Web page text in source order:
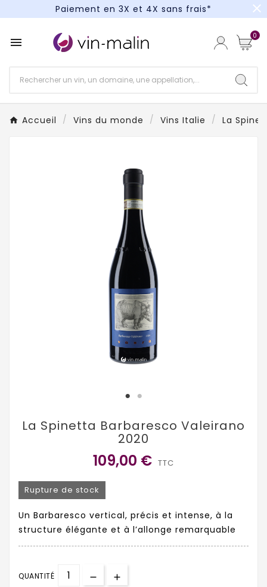
Paiement en 3X et 4X sans frais*
Paiement en 3X et 4X sans frais*
close
 0
Accueil Vins du monde Vins Italie La
La Spinetta Barbaresco Valeirano
2020
109,00 € TTC
Rupture de stock
Un Barbaresco vertical, précis et intense, à la
structure élégante et à l’allonge remarquable
QUANTITÉ